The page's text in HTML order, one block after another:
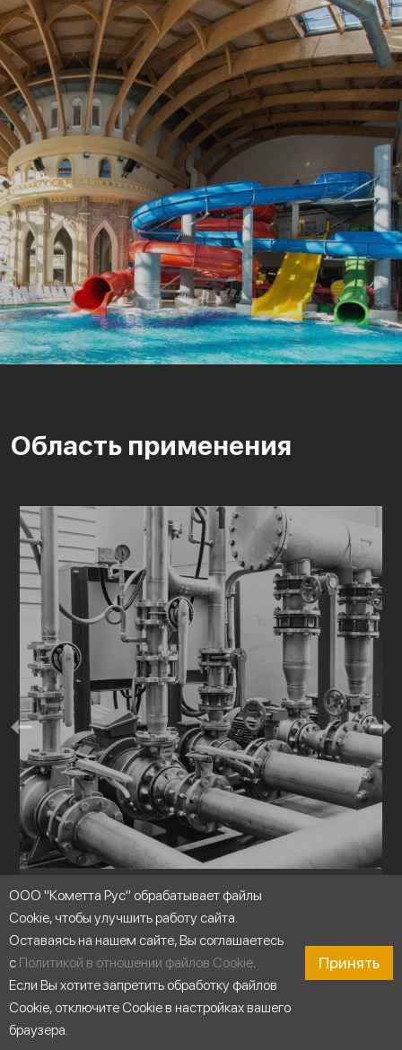
Область применения
Насосные станции
ООО "Кометта Рус" обрабатывает файлы
Cookie, чтобы улучшить работу сайта.
Оставаясь на нашем сайте, Вы соглашаетесь
с Политикой в отношении файлов Cookie.
Если Вы хотите запретить обработку файлов
Cookie, отключите Cookie в настройках вашего
браузера.
Принять